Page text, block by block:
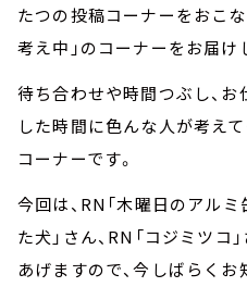
たつの投稿コーナーをおこ
考え中」のコーナーをお届け
待ち合わせや時間つぶし、お
した時間に色んな人が考え
コーナーです。
今回は、RN「木曜日のアルミ
た犬」さん、RN「コジミツコ
あげますので、今しばらくお